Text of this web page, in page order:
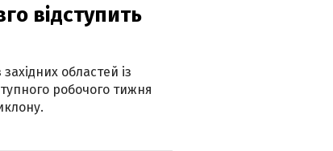
відступить
областей із
робочого тижня